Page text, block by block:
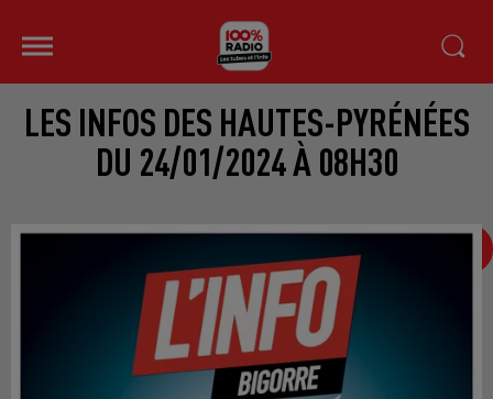
LES INFOS DES HAUTES-PYRÉNÉES
DU 24/01/2024 À 08H30